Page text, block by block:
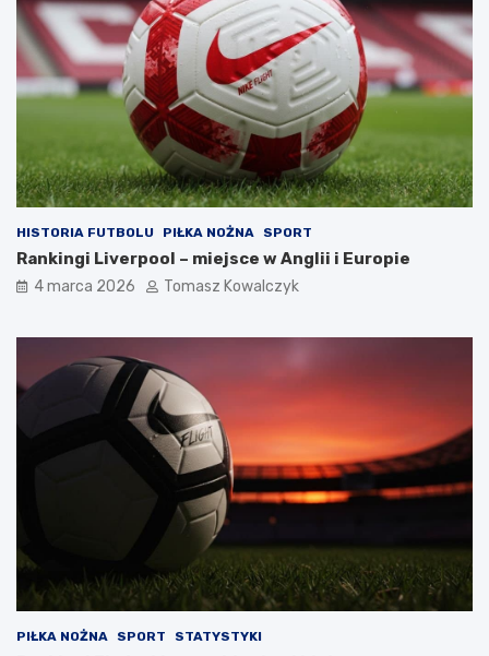
HISTORIA FUTBOLU PIŁKA NOŻNA SPORT
Rankingi Liverpool – miejsce w Anglii i Europie
4 marca 2026 Tomasz Kowalczyk
PIŁKA NOŻNA SPORT STATYSTYKI